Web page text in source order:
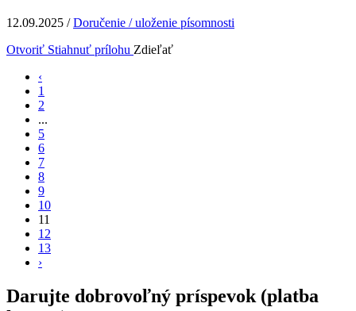
12.09.2025 /Doručenie / uloženie písomnosti
Otvoriť Stiahnuť prílohu Zdieľať
‹
1
2
...
5
6
7
8
9
10
11
12
13
›
Darujte dobrovoľný príspevok (platba